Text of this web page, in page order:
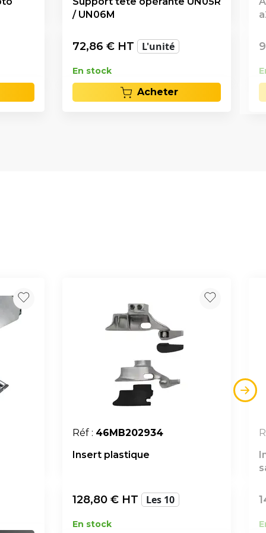
/ UN06M
72,86 € HT L'unité
En stock
Acheter
Réf : 46MB202934
Insert plastique
128,80 € HT Les 10
En stock